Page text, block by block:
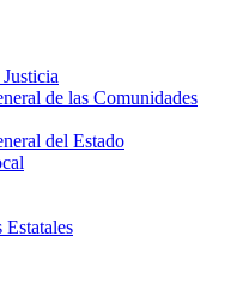
de las Comunidades
del Estado
Estatales